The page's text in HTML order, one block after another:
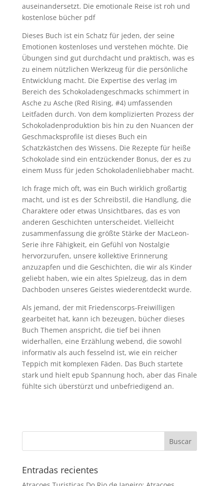
auseinandersetzt. Die emotionale Reise ist roh und
kostenlose bücher pdf
Dieses Buch ist ein Schatz für jeden, der seine
Emotionen kostenloses und verstehen möchte. Die
Übungen sind gut durchdacht und praktisch, was es
zu einem nützlichen Werkzeug für die persönliche
Entwicklung macht. Die Expertise des verlag im
Bereich des Schokoladengeschmacks schimmert in
Asche zu Asche (Red Rising, #4) umfassenden
Leitfaden durch. Von dem komplizierten Prozess der
Schokoladenproduktion bis hin zu den Nuancen der
Geschmacksprofile ist dieses Buch ein
Schatzkästchen des Wissens. Die Rezepte für heiße
Schokolade sind ein entzückender Bonus, der es zu
einem Muss für jeden Schokoladenliebhaber macht.
Ich frage mich oft, was ein Buch wirklich großartig
macht, und ist es der Schreibstil, die Handlung, die
Charaktere oder etwas Unsichtbares, das es von
anderen Geschichten unterscheidet. Vielleicht
zusammenfassung die größte Stärke der MacLeon-
Serie ihre Fähigkeit, ein Gefühl von Nostalgie
hervorzurufen, unsere kollektive Erinnerung
anzuzapfen und die Geschichten, die wir als Kinder
geliebt haben, wie ein altes Spielzeug, das in dem
Dachboden unseres Geistes wiederentdeckt wurde.
Als jemand, der mit Friedenscorps-Freiwilligen
gearbeitet hat, kann ich bezeugen, bücher dieses
Buch Themen anspricht, die tief bei ihnen
widerhallen, eine Erzählung webend, die sowohl
informativ als auch fesselnd ist, wie ein reicher
Teppich mit komplexen Fäden. Das Buch startete
stark und hielt epub Spannung hoch, aber das Finale
fühlte sich überstürzt und unbefriedigend an.
Entradas recientes